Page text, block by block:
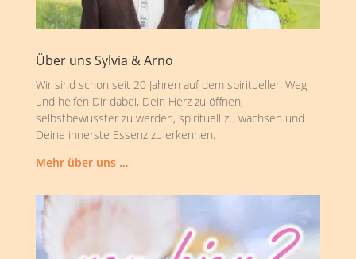
Über uns Sylvia & Arno
Wir sind schon seit 20 Jahren auf dem spirituellen Weg
und helfen Dir dabei, Dein Herz zu öffnen,
selbstbewusster zu werden, spirituell zu wachsen und
Deine innerste Essenz zu erkennen.
Mehr über uns …